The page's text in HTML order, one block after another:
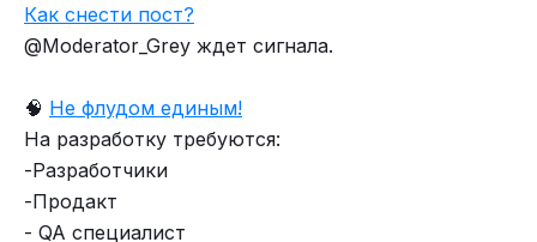
Как снести пост?
@Moderator_Grey ждет сигнала.
🧠 Не флудом единым!
На разработку требуются:
-Разработчики
-Продакт
- QA специалист